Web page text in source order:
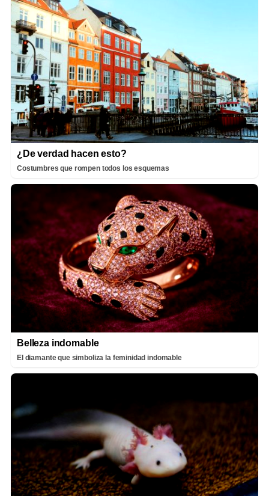
¿De verdad hacen esto?
Costumbres que rompen todos los esquemas
Belleza indomable
El diamante que simboliza la feminidad indomable